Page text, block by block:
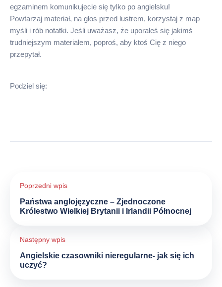
egzaminem komunikujecie się tylko po angielsku!
Powtarzaj materiał, na głos przed lustrem, korzystaj z map
myśli i rób notatki. Jeśli uważasz, że uporałeś się jakimś
trudniejszym materiałem, poproś, aby ktoś Cię z niego
przepytał.
Podziel się:
wpisu
Państwa anglojęzyczne – Zjednoczone
Królestwo Wielkiej Brytanii i Irlandii Północnej
Angielskie czasowniki nieregularne- jak się ich
uczyć?